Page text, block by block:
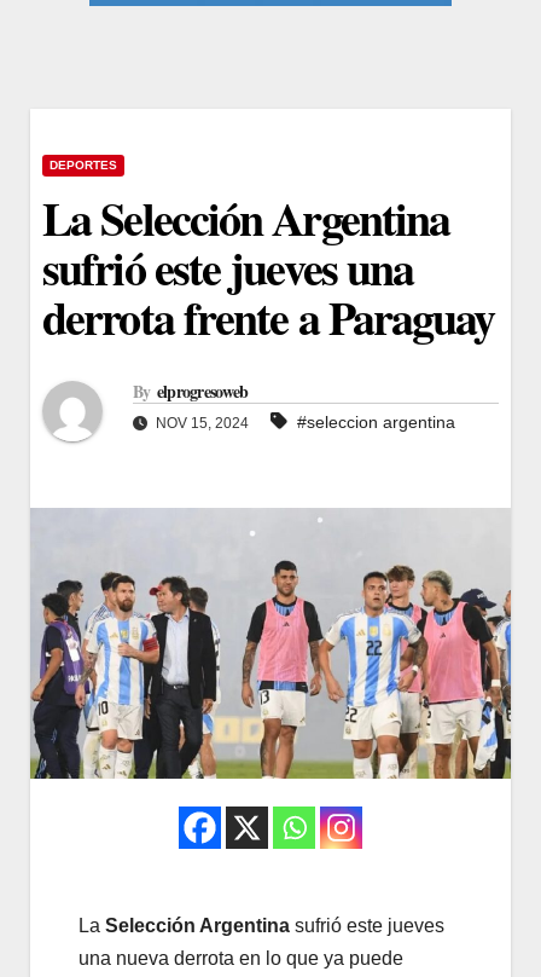
DEPORTES
La Selección Argentina
sufrió este jueves una
derrota frente a Paraguay
By elprogresoweb
NOV 15, 2024 #seleccion argentina
La Selección Argentina sufrió este jueves
una nueva derrota en lo que ya puede